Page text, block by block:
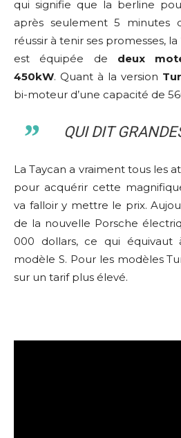
qui signifie que la berline
après seulement 5 minutes
réussir à tenir ses promesses, la
est équipée de deux
450kW. Quant à la version
bi-moteur d’une capacité de
QUI DIT
La Taycan a vraiment tous les
pour acquérir cette
va falloir y mettre le prix.
de la nouvelle Porsche
000 dollars, ce qui
modèle S. Pour les modèles
sur un tarif plus élevé.